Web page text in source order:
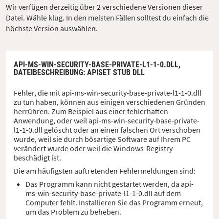
Wir verfügen derzeitig über 2 verschiedene Versionen dieser
Datei. Wähle klug. In den meisten Fällen solltest du einfach die
höchste Version auswählen.
API-MS-WIN-SECURITY-BASE-PRIVATE-L1-1-0.DLL,
DATEIBESCHREIBUNG: APISET STUB DLL
Fehler, die mit api-ms-win-security-base-private-l1-1-0.dll
zu tun haben, können aus einigen verschiedenen Gründen
herrühren. Zum Beispiel aus einer fehlerhaften
Anwendung, oder weil api-ms-win-security-base-private-
l1-1-0.dll gelöscht oder an einen falschen Ort verschoben
wurde, weil sie durch bösartige Software auf Ihrem PC
verändert wurde oder weil die Windows-Registry
beschädigt ist.
Die am häufigsten auftretenden Fehlermeldungen sind:
Das Programm kann nicht gestartet werden, da api-
ms-win-security-base-private-l1-1-0.dll auf dem
Computer fehlt. Installieren Sie das Programm erneut,
um das Problem zu beheben.